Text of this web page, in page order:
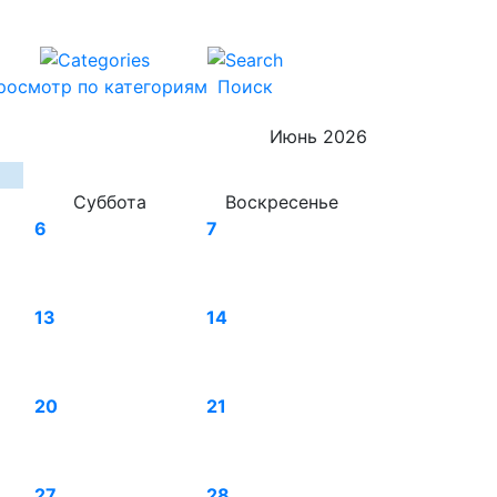
по категориям Поиск
Июнь 2026
Суббота
Воскресенье
6
7
13 14
20 21